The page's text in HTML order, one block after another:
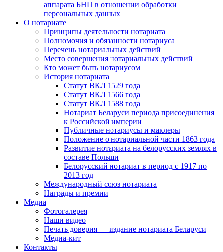
аппарата БНП в отношении обработки
персональных данных
О нотариате
Принципы деятельности нотариата
Полномочия и обязанности нотариуса
Перечень нотариальных действий
Место совершения нотариальных действий
Кто может быть нотариусом
История нотариата
Статут ВКЛ 1529 года
Статут ВКЛ 1566 года
Статут ВКЛ 1588 года
Нотариат Беларуси периода присоединения
к Российской империи
Публичные нотариусы и маклеры
Положение о нотариальной части 1863 года
Развитие нотариата на белорусских землях в
составе Польши
Белорусский нотариат в период с 1917 по
2013 год
Международный союз нотариата
Награды и премии
Медиа
Фотогалерея
Наши видео
Печать доверия — издание нотариата Беларуси
Медиа-кит
Контакты